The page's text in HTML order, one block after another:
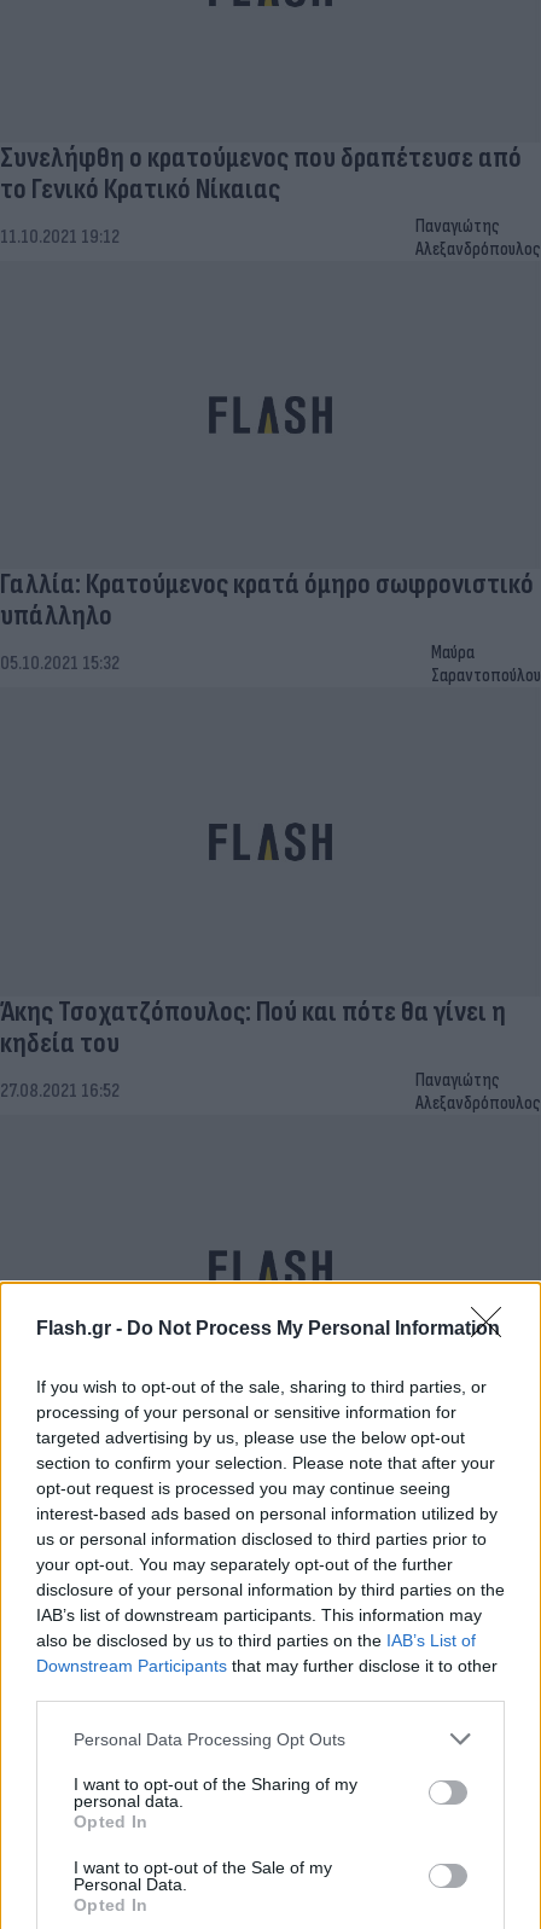
Flash.gr - Do Not Process My Personal Information
If you wish to opt-out of the sale, sharing to third parties, or
processing of your personal or sensitive information for
targeted advertising by us, please use the below opt-out
section to confirm your selection. Please note that after your
opt-out request is processed you may continue seeing
interest-based ads based on personal information utilized by
us or personal information disclosed to third parties prior to
your opt-out. You may separately opt-out of the further
disclosure of your personal information by third parties on the
IAB’s list of downstream participants. This information may
also be disclosed by us to third parties on the IAB’s List of
Downstream Participants that may further disclose it to other
Please note that this website/app uses one or more Google
not limited to your visit or usage behaviour. You may click to
grant or deny consent to Google and its third-party tags to
use your data for below specified purposes in below Google
consent section.
Personal Data Processing Opt Outs
I want to opt-out of the Sharing of my
personal data.
Opted In
I want to opt-out of the Sale of my
Personal Data.
Opted In
Συνελήφθη ο κρατούμενος που δραπέτευσε από
το Γενικό Κρατικό Νίκαιας
11.10.2021 19:12
Παναγιώτης
Αλεξανδρόπουλος
Γαλλία: Κρατούμενος κρατά όμηρο σωφρονιστικό
υπάλληλο
05.10.2021 15:32
Μαύρα
Σαραντοπούλου
Άκης Τσοχατζόπουλος: Πού και πότε θα γίνει η
κηδεία του
27.08.2021 16:52
Παναγιώτης
Αλεξανδρόπουλος
Δημήτρης Λιγνάδης: Αρνήθηκε να δώσει
απαντήσεις στην ανακρίτρια - Κατέθεσε
υπόμνημα
08.07.2021 15:05
Παναγιώτης
Αλεξανδρόπουλος
Χρήστος Παππάς: Μεταφέρθηκε στις φυλακές